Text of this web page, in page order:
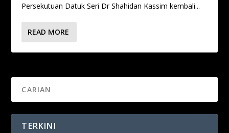
Persekutuan Datuk Seri Dr Shahidan Kassim kembali...
READ MORE
TERKINI